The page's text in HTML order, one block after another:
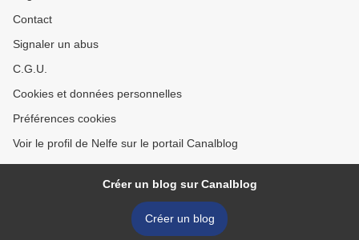
Contact
Signaler un abus
C.G.U.
Cookies et données personnelles
Préférences cookies
Voir le profil de Nelfe sur le portail Canalblog
Créer un blog sur Canalblog
Créer un blog